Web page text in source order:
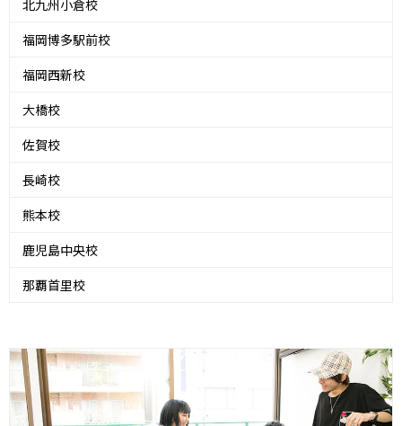
北九州小倉校
福岡博多駅前校
福岡西新校
大橋校
佐賀校
長崎校
熊本校
鹿児島中央校
那覇首里校